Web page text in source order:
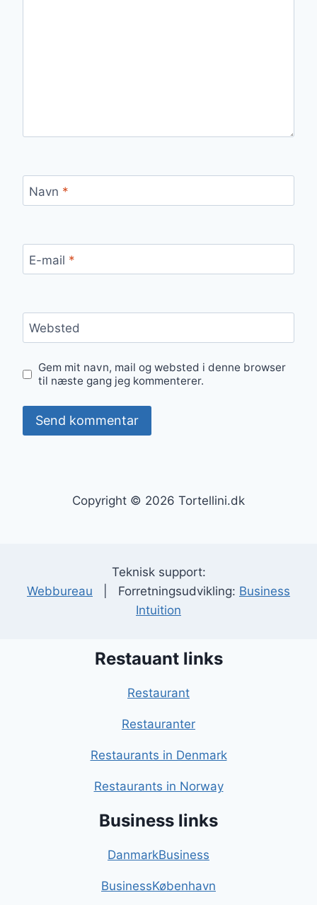
Navn *
E-mail *
Websted
Gem mit navn, mail og websted i denne browser
til næste gang jeg kommenterer.
Copyright © 2026 Tortellini.dk
Teknisk support:
Webbureau | Forretningsudvikling: Business
Intuition
Restauant links
Restaurant
Restauranter
Restaurants in Denmark
Restaurants in Norway
Business links
DanmarkBusiness
BusinessKøbenhavn